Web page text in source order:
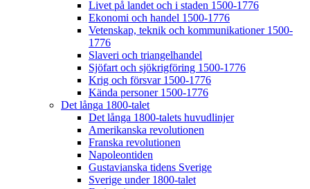
Livet på landet och i staden 1500-1776
Ekonomi och handel 1500-1776
Vetenskap, teknik och kommunikationer 1500-
1776
Slaveri och triangelhandel
Sjöfart och sjökrigföring 1500-1776
Krig och försvar 1500-1776
Kända personer 1500-1776
Det långa 1800-talet
Det långa 1800-talets huvudlinjer
Amerikanska revolutionen
Franska revolutionen
Napoleontiden
Gustavianska tidens Sverige
Sverige under 1800-talet